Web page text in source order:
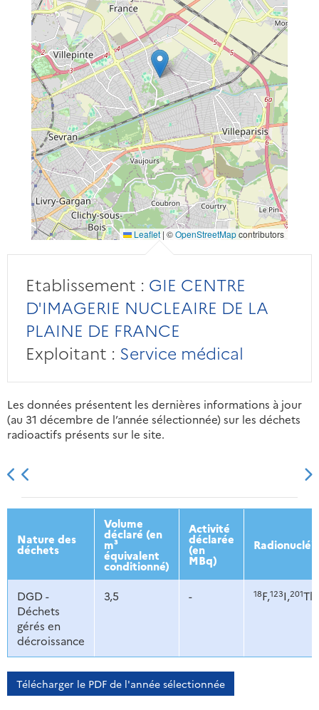
Leaflet | ©OpenStreetMapcontributors
Etablissement : GIE CENTRE
D'IMAGERIE NUCLEAIRE DE LA
PLAINE DE FRANCE
Exploitant : Service médical
Les données présentent les dernières informations à jour
(au 31 décembre de l’année sélectionnée) sur les déchets
radioactifs présents sur le site.
2013 2014 2015 2016
Nature des
déchets
Volume
déclaré (en
m³
équivalent
conditionné)
Activité
déclarée
(en
MBq)
DGD -
Déchets
gérés en
décroissance
3,5 - 18F,123I,201Tl,
Télécharger le PDF de l'année sélectionnée